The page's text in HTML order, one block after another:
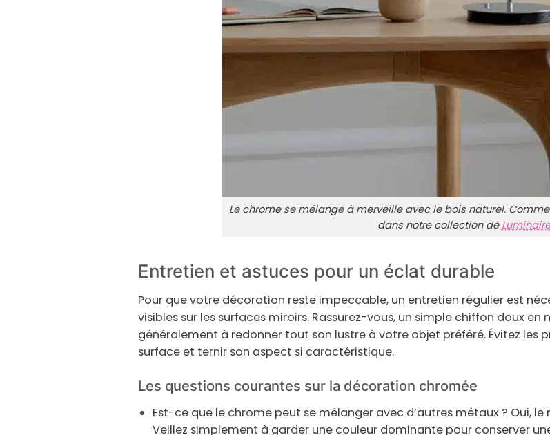
Le chrome se mélange à merveille avec le bois naturel.
dans notre collection de Luminaire
Entretien et astuces pour un éclat durable
Pour que votre décoration reste impeccable, un entretien régulier est
visibles sur les surfaces miroirs. Rassurez-vous, un simple chiffon doux
généralement à redonner tout son lustre à votre objet préféré. Évitez les
surface et ternir son aspect si caractéristique.
Les questions courantes sur la décoration chromée
Est-ce que le chrome peut se mélanger avec d’autres métaux ? Oui,
Veillez simplement à garder une couleur dominante pour conserver